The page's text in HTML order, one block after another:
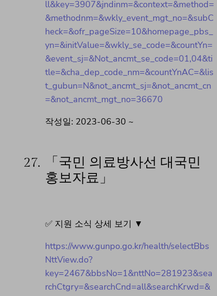
ll&key=3907&jndinm=&context=&method=
&methodnm=&wkly_event_mgt_no=&subC
heck=&ofr_pageSize=10&homepage_pbs_
yn=&initValue=&wkly_se_code=&countYn=
&event_sj=&Not_ancmt_se_code=01,04&ti
tle=&cha_dep_code_nm=&countYnAC=&lis
t_gubun=N&not_ancmt_sj=&not_ancmt_cn
=&not_ancmt_mgt_no=36670
작성일: 2023-06-30 ~
27.
「국민 의료방사선 대국민
홍보자료」
✅ 지원 소식 상세 보기 ▼
https://www.gunpo.go.kr/health/selectBbs
NttView.do?
key=2467&bbsNo=1&nttNo=281923&sea
rchCtgry=&searchCnd=all&searchKrwd=&